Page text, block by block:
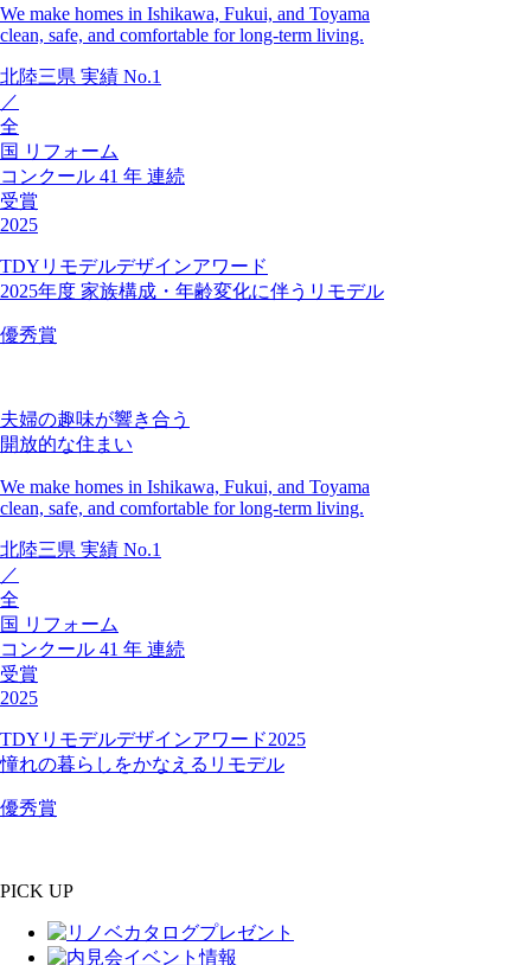
We make homes in Ishikawa, Fukui, and Toyama
clean, safe, and comfortable for long-term living.
北陸三県 実績 No.1
／
全
国 リフォーム
コンクール 41 年 連続
受賞
2025
TDYリモデルデザインアワード
2025年度 家族構成・年齢変化に伴うリモデル
優秀賞
夫婦の趣味が響き合う
開放的な住まい
We make homes in Ishikawa, Fukui, and Toyama
clean, safe, and comfortable for long-term living.
北陸三県 実績 No.1
／
全
国 リフォーム
コンクール 41 年 連続
受賞
2025
TDYリモデルデザインアワード2025
憧れの暮らしをかなえるリモデル
優秀賞
PICK UP